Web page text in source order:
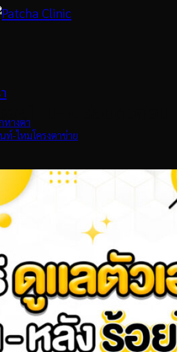
หางตา
ท์-ไหมโครงตาข่าย
น้า
บตอบ
อยไหม-เตรียมตัวก่อน